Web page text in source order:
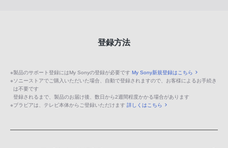
登録方法
※製品のサポート登録にはMy Sonyの登録が必要です My Sony新規登録はこちら
※ソニーストアでご購入いただいた場合、自動で登録されますので、お客様によるお手続き
は不要です
登録されるまで、製品のお届け後、数日から2週間程度かかる場合があります
※ブラビアは、テレビ本体からご登録いただけます 詳しくはこちら